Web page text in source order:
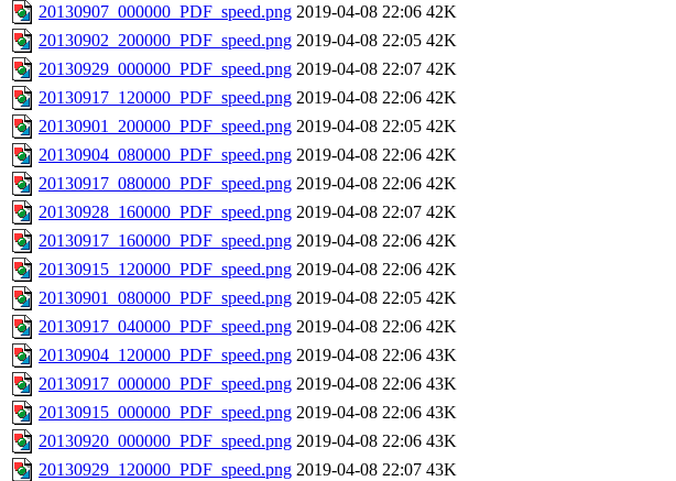
20130907_000000_PDF_speed.png 2019-04-08 22:06 42K
20130902_200000_PDF_speed.png 2019-04-08 22:05 42K
20130929_000000_PDF_speed.png 2019-04-08 22:07 42K
20130917_120000_PDF_speed.png 2019-04-08 22:06 42K
20130901_200000_PDF_speed.png 2019-04-08 22:05 42K
20130904_080000_PDF_speed.png 2019-04-08 22:06 42K
20130917_080000_PDF_speed.png 2019-04-08 22:06 42K
20130928_160000_PDF_speed.png 2019-04-08 22:07 42K
20130917_160000_PDF_speed.png 2019-04-08 22:06 42K
20130915_120000_PDF_speed.png 2019-04-08 22:06 42K
20130901_080000_PDF_speed.png 2019-04-08 22:05 42K
20130917_040000_PDF_speed.png 2019-04-08 22:06 42K
20130904_120000_PDF_speed.png 2019-04-08 22:06 43K
20130917_000000_PDF_speed.png 2019-04-08 22:06 43K
20130915_000000_PDF_speed.png 2019-04-08 22:06 43K
20130920_000000_PDF_speed.png 2019-04-08 22:06 43K
20130929_120000_PDF_speed.png 2019-04-08 22:07 43K